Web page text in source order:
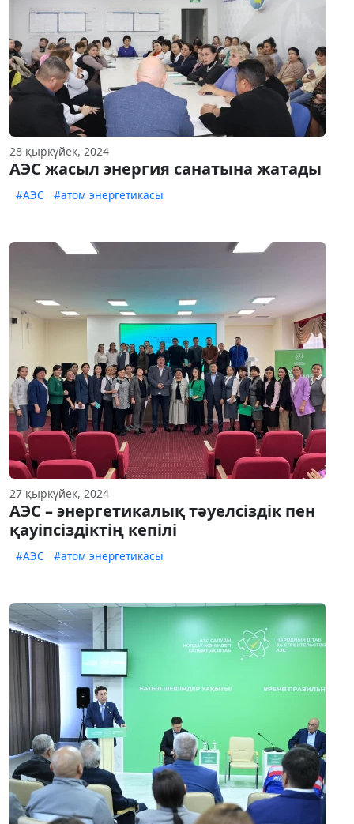
28 қыркүйек, 2024
АЭС жасыл энергия санатына жатады
#АЭС #атом энергетикасы
27 қыркүйек, 2024
АЭС – энергетикалық тәуелсіздік пен
қауіпсіздіктің кепілі
#АЭС #атом энергетикасы